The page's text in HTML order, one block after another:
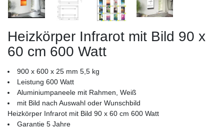
Heizkörper Infrarot mit Bild 90 x
60 cm 600 Watt
900 x 600 x 25 mm 5,5 kg
Leistung 600 Watt
Aluminiumpaneele mit Rahmen, Weiß
mit Bild nach Auswahl oder Wunschbild
Heizkörper Infrarot mit Bild 90 x 60 cm 600 Watt
Garantie 5 Jahre